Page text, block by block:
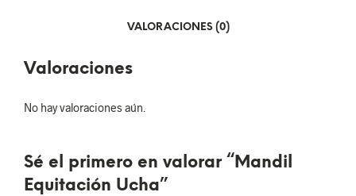
VALORACIONES (0)
Valoraciones
No hay valoraciones aún.
Sé el primero en valorar “Mandil
Equitación Ucha”